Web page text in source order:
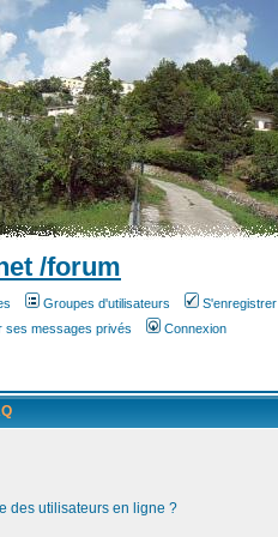
/forum
Groupes d'utilisateurs
S'enregistrer
ses messages privés Connexion
des utilisateurs en ligne ?